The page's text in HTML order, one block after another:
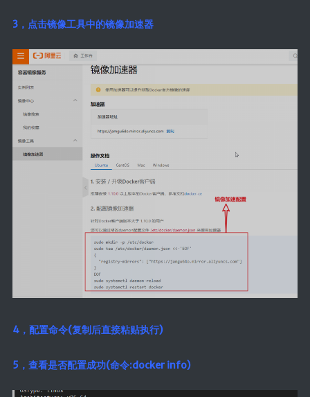
3，点击镜像工具中的镜像加速器
4，配置命令(复制后直接粘贴执行)
5，查看是否配置成功(命令:docker info)